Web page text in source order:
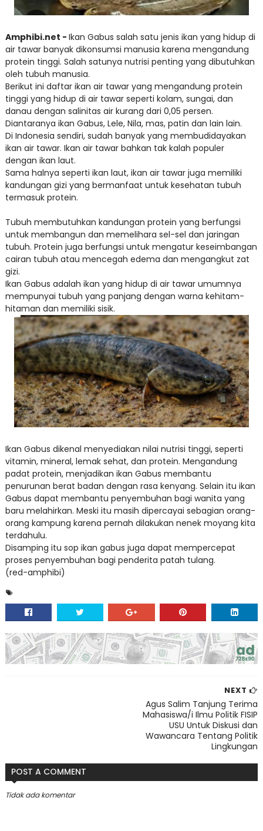
Amphibi.net - Ikan Gabus salah satu jenis ikan yang hidup di
air tawar banyak dikonsumsi manusia karena mengandung
protein tinggi. Salah satunya nutrisi penting yang dibutuhkan
oleh tubuh manusia.
Berikut ini daftar ikan air tawar yang mengandung protein
tinggi yang hidup di air tawar seperti kolam, sungai, dan
danau dengan salinitas air kurang dari 0,05 persen.
Diantaranya ikan Gabus, Lele, Nila, mas, patin dan lain lain.
Di Indonesia sendiri, sudah banyak yang membudidayakan
ikan air tawar. Ikan air tawar bahkan tak kalah populer
dengan ikan laut.
Sama halnya seperti ikan laut, ikan air tawar juga memiliki
kandungan gizi yang bermanfaat untuk kesehatan tubuh
termasuk protein.
Tubuh membutuhkan kandungan protein yang berfungsi
untuk membangun dan memelihara sel-sel dan jaringan
tubuh. Protein juga berfungsi untuk mengatur keseimbangan
cairan tubuh atau mencegah edema dan mengangkut zat
gizi.
Ikan Gabus adalah ikan yang hidup di air tawar umumnya
mempunyai tubuh yang panjang dengan warna kehitam-
hitaman dan memiliki sisik.
Ikan Gabus dikenal menyediakan nilai nutrisi tinggi, seperti
vitamin, mineral, lemak sehat, dan protein. Mengandung
padat protein, menjadikan ikan Gabus membantu
penurunan berat badan dengan rasa kenyang. Selain itu ikan
Gabus dapat membantu penyembuhan bagi wanita yang
baru melahirkan. Meski itu masih dipercayai sebagian orang-
orang kampung karena pernah dilakukan nenek moyang kita
terdahulu.
Disamping itu sop ikan gabus juga dapat mempercepat
proses penyembuhan bagi penderita patah tulang.
(red-amphibi)
NEXT
Agus Salim Tanjung Terima
Mahasiswa/i Ilmu Politik FISIP
USU Untuk Diskusi dan
Wawancara Tentang Politik
Lingkungan
POST A COMMENT
Tidak ada komentar